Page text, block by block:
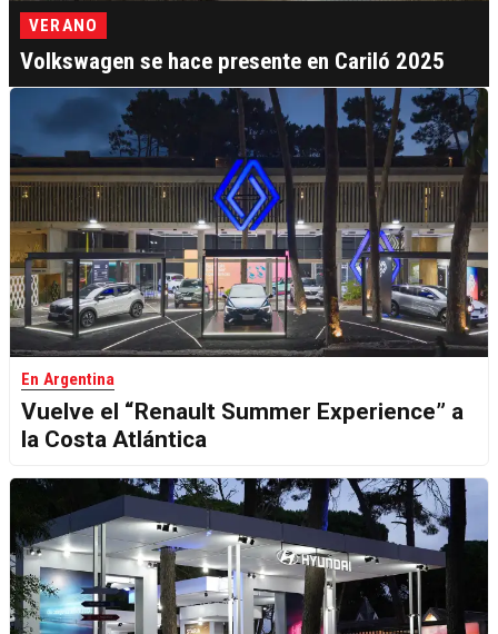
VERANO
Volkswagen se hace presente en Cariló 2025
En Argentina
Vuelve el “Renault Summer Experience” a
la Costa Atlántica